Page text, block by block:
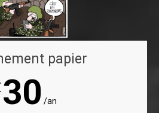
papier
30 /an